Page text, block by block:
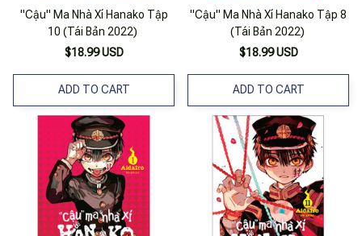
"Cậu" Ma Nhà Xí Hanako Tập
10 (Tái Bản 2022)
$18.99 USD
ADD TO CART
"Cậu" Ma Nhà Xí Hanako Tập 8
(Tái Bản 2022)
$18.99 USD
ADD TO CART